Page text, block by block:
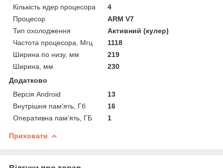
Кількість ядер процесора
4
Процесор
ARM V7
Тип охолодження
Активний (кулер)
Частота процесора, Мгц
1118
Ширина по низу, мм
219
Ширина, мм
230
Додатково
Версія Android
13
Внутрішня пам'ять, Гб
16
Оперативна пам'ять, ГБ
1
Приховати